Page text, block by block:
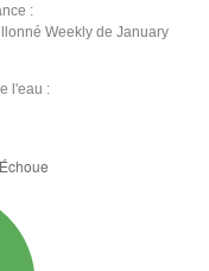
:
Weekly de January
l'eau :